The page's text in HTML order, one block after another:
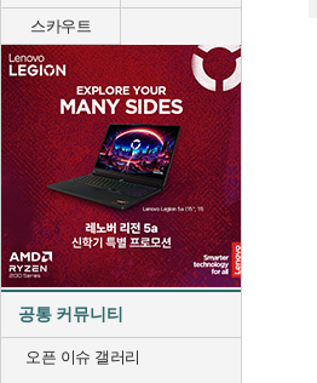
스카우트
공통 커뮤니티
오픈 이슈 갤러리